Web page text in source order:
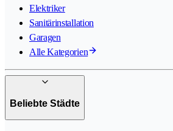
Elektriker
Sanitärinstallation
Garagen
Alle Kategorien
Beliebte Städte